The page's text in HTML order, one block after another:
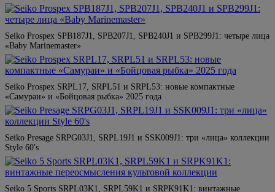
Seiko Prospex SPB187J1, SPB207J1, SPB240J1 и SPB299J1: четыре лица
«Baby Marinemaster»
Seiko Prospex SRPL17, SRPL51 и SRPL53: новые компактные
«Самураи» и «Бойцовая рыбка» 2025 года
Seiko Presage SRPG03J1, SRPL19J1 и SSK009J1: три «лица» коллекции
Style 60's
Seiko 5 Sports SRPL03K1, SRPL59K1 и SRPK91K1: винтажные